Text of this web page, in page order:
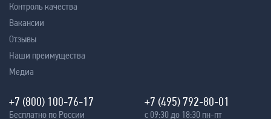
Контроль качества
Вакансии
Отзывы
Наши преимущества
Медиа
+7 (800) 100-76-17
Бесплатно по России
+7 (495) 792-80-01
с 09:30 до 18:30 пн-пт